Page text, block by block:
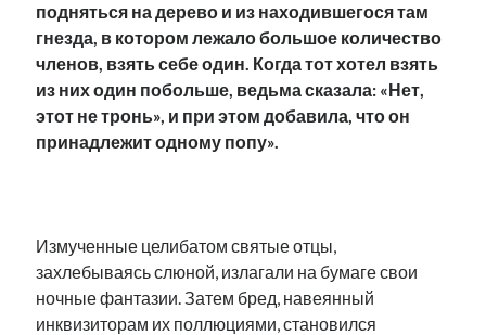
подняться на дерево и из находившегося там
гнезда, в котором лежало большое количество
членов, взять себе один. Когда тот хотел взять
из них один побольше, ведьма сказала: «Нет,
этот не тронь», и при этом добавила, что он
принадлежит одному попу».
Измученные целибатом святые отцы,
захлебываясь слюной, излагали на бумаге свои
ночные фантазии. Затем бред, навеянный
инквизиторам их поллюциями, становился